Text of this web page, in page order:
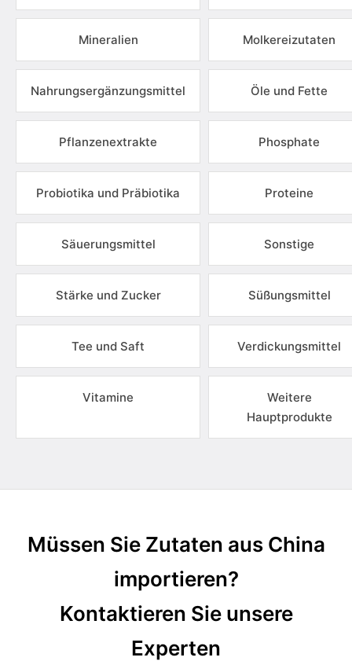
Mineralien Molkereizutaten
Nahrungsergänzungsmittel Öle und Fette
Pflanzenextrakte Phosphate
Probiotika und Präbiotika Proteine
Säuerungsmittel Sonstige
Stärke und Zucker Süßungsmittel
Tee und Saft Verdickungsmittel
Vitamine
Weitere
Hauptprodukte
Müssen Sie Zutaten aus China
importieren?
Kontaktieren Sie unsere
Experten